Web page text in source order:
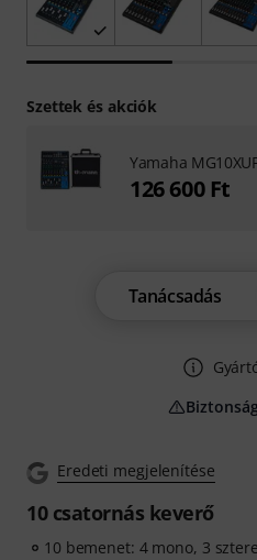
Eredeti megjelenítése
10 csatornás keverő
10 bemenet: 4 mono, 3
Tanácsadás
Szettek és akciók
Yamaha
126 600 Ft